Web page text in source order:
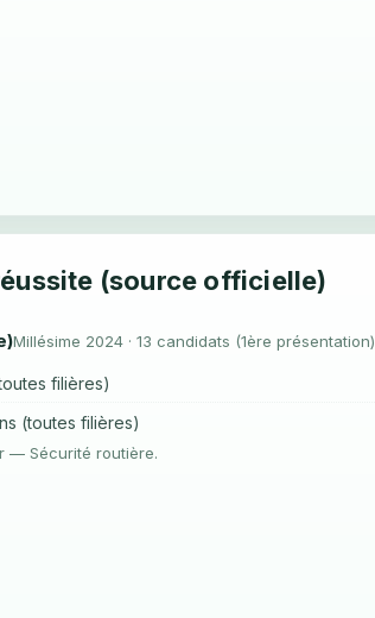
(source officielle)
Millésime 2024 · 13 candidats (1ère présentation)
filières)
(toutes filières)
— Sécurité routière.